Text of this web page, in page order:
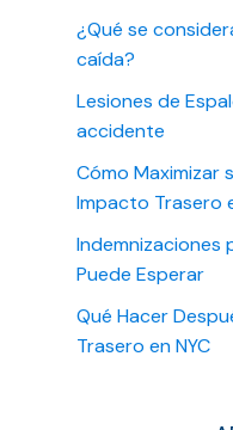
¿Qué se
caída?
Lesiones de
accidente
Cómo Maximizar
Impacto Trasero
Indemnizaciones
Puede Esperar
Qué Hacer
Trasero en NYC